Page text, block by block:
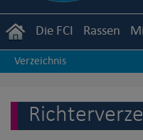
Die FCI Rassen
Verzeichnis